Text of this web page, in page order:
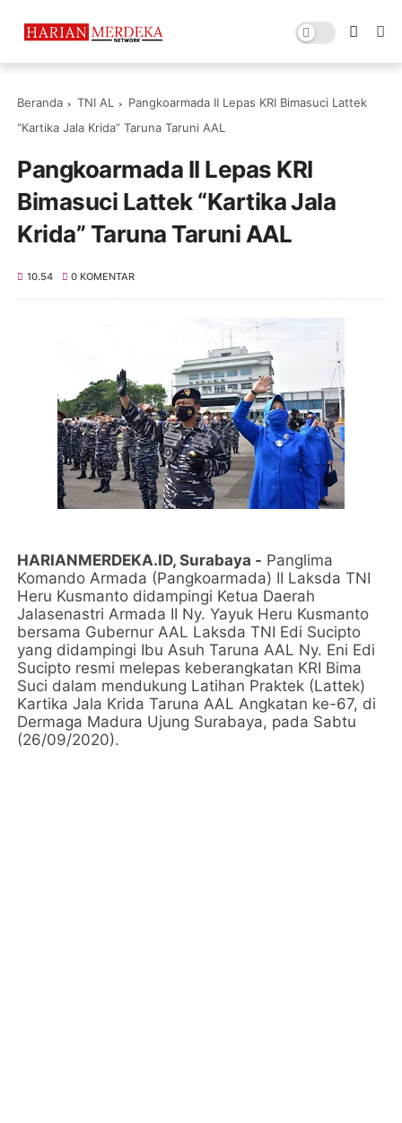
Beranda TNI AL
Pangkoarmada II Lepas KRI Bimasuci Lattek
“Kartika Jala Krida” Taruna Taruni AAL
Pangkoarmada II Lepas KRI
Bimasuci Lattek “Kartika Jala
Krida” Taruna Taruni AAL
10.54 0 KOMENTAR
HARIANMERDEKA.ID, Surabaya - Panglima
Komando Armada (Pangkoarmada) II Laksda TNI
Heru Kusmanto didampingi Ketua Daerah
Jalasenastri Armada II Ny. Yayuk Heru Kusmanto
bersama Gubernur AAL Laksda TNI Edi Sucipto
yang didampingi Ibu Asuh Taruna AAL Ny. Eni Edi
Sucipto resmi melepas keberangkatan KRI Bima
Suci dalam mendukung Latihan Praktek (Lattek)
Kartika Jala Krida Taruna AAL Angkatan ke-67, di
Dermaga Madura Ujung Surabaya, pada Sabtu
(26/09/2020).